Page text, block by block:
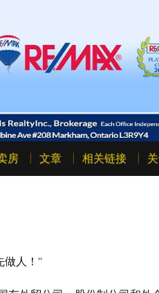
房 文章 相关链接
做人！”